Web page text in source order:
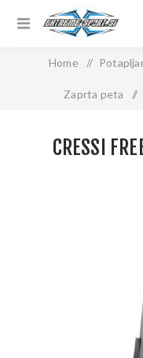
Home /
Zaprta peta /
CRESSI